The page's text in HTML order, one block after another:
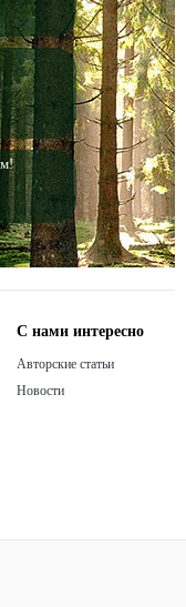
С нами интересно
Авторские статьи
Новости